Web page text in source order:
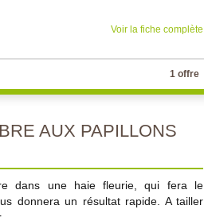
Voir la fiche complète
1 offre
AUX PAPILLONS
dans une haie fleurie, qui fera le
donnera un résultat rapide. A tailler